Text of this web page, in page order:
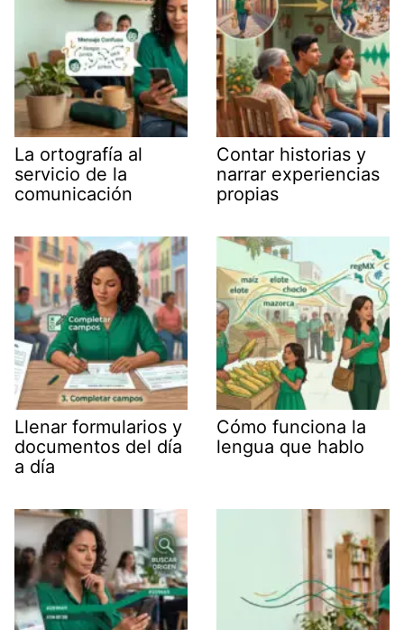
La ortografía al
servicio de la
comunicación
Contar historias y
narrar experiencias
propias
Llenar formularios y
documentos del día
a día
Cómo funciona la
lengua que hablo